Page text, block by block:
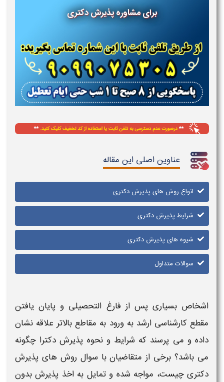
برای مشاوره پذیرش دکتری
عناوین اصلی این مقاله
انواع روش های پذیرش دکتری
شرایط پذیرش دکتری
شیوه های پذیرش دکتری
سوالات متداول
اشخاص بسیاری پس از فارغ التحصیلی و پایان یافتن
مقطع کارشناسی ارشد به ورود به مقاطع بالاتر علاقه نشان
داده و می پرسند که شرایط و نحوه پذیرش دکترا چگونه
می باشد؟ برخی از متقاضیان با سوال روش های پذیرش
دکتریچیست، مواجه شده و تمایل به اخذ پذیرشبدون